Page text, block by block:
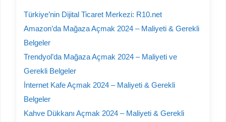
Türkiye’nin Dijital Ticaret Merkezi: R10.net
Amazon’da Mağaza Açmak 2024 – Maliyeti & Gerekli
Belgeler
Trendyol’da Mağaza Açmak 2024 – Maliyeti ve
Gerekli Belgeler
İnternet Kafe Açmak 2024 – Maliyeti & Gerekli
Belgeler
Kahve Dükkanı Açmak 2024 – Maliyeti & Gerekli